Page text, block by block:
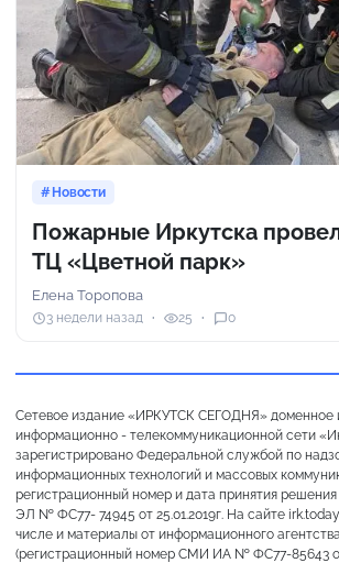
Новости
Пожарные Иркутска
ТЦ «Цветной парк»
Елена Торопова
3 недели назад 25 0
Сетевое издание «ИРКУТСК СЕГОДНЯ» доменное
информационно - телекоммуникационной сети
зарегистрировано Федеральной службой по
информационных технологий и массовых
регистрационный номер и дата принятия
ЭЛ № ФС77- 74945 от 25.01.2019г. На сайте
числе и материалы от информационного
(регистрационный номер СМИ ИА № ФС77-85643 от